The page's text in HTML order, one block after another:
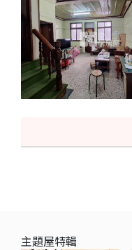
主題屋特輯